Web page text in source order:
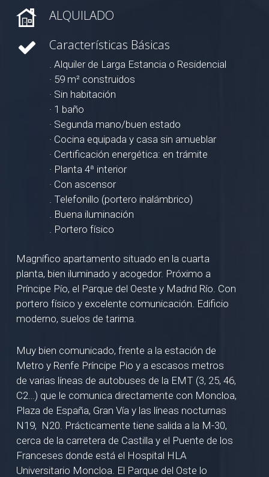
ALQUILADO
Características Básicas
. Alquiler de Larga Estancia o Residencial
· 59 m² construidos
· Sin habitación
· 1 baño
· Segunda mano/buen estado
· Cocina equipada y casa sin amueblar
· Certificación energética: en trámite
· Planta 4ª interior
· Con ascensor
. Telefonillo (portero inalámbrico)
. Buena iluminación
. Portero físico
Magnífico apartamento situado en la cuarta
planta, bien iluminado y acogedor. Próximo a
Príncipe Pío, el Parque del Oeste y Madrid Río. Con
portero físico y excelente comunicación. Edificio
moderno, suelos de tarima.
Muy bien comunicado, frente a la estación de
Metro y Renfe Príncipe Pio y a escasos metros
de varias líneas de autobuses de la EMT (3, 25, 46,
C2…) que le comunica directamente con Moncloa,
Plaza de España, Gran Vía y las líneas nocturnas
N19, N20. Prácticamente tiene salida a la M-30,
cerca de la carretera de Castilla y el Puente de los
Franceses donde está el Hospital HLA
Universitario Moncloa. El Parque del Oste lo